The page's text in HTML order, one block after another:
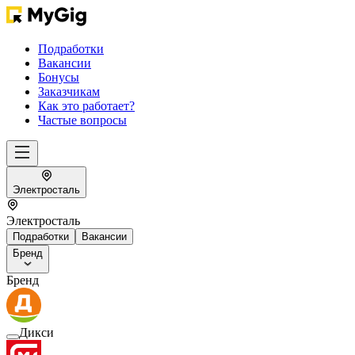
Подработки
Вакансии
Бонусы
Заказчикам
Как это работает?
Частые вопросы
Электросталь
Электросталь
Подработки
Вакансии
Бренд
Бренд
Дикси